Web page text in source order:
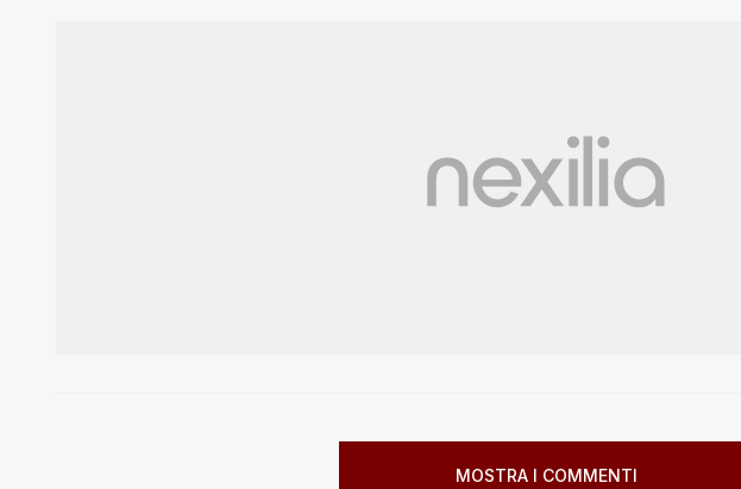
MOSTRA I COMMENTI